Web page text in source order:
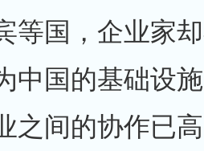
等国，企业家
中国的基础设
之间的协作已